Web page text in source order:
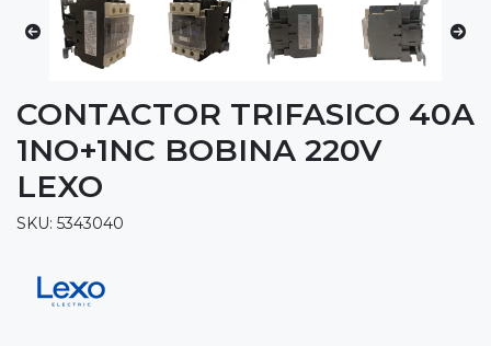
CONTACTOR TRIFASICO 40A
1NO+1NC BOBINA 220V
LEXO
SKU: 5343040